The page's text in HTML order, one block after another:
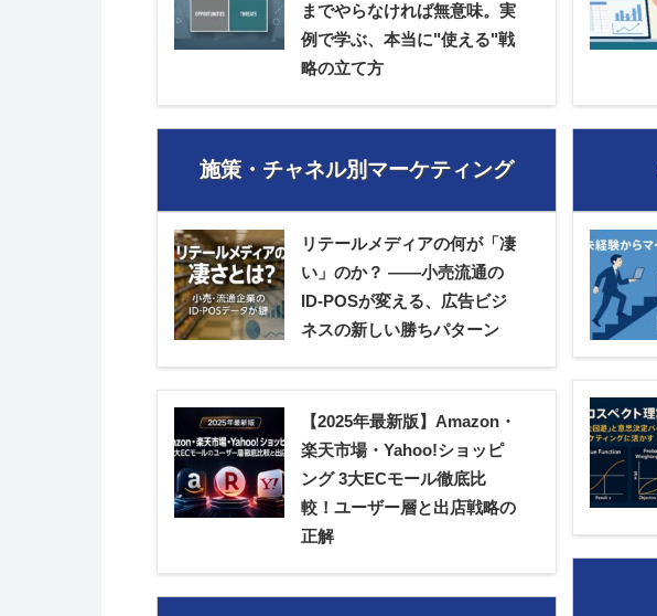
までやらなければ無意味。実
例で学ぶ、本当に"使える"戦
略の立て方
施策・チャネル別マーケティング
リテールメディアの何が「凄
い」のか？ ――小売流通の
ID-POSが変える、広告ビジ
ネスの新しい勝ちパターン
【2025年最新版】Amazon・
楽天市場・Yahoo!ショッピ
ング 3大ECモール徹底比
較！ユーザー層と出店戦略の
正解